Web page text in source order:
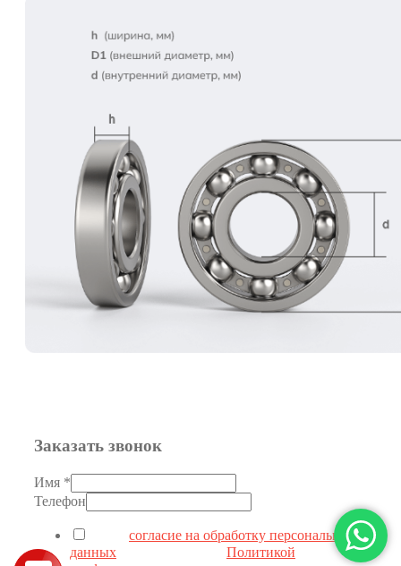
42.75
55.5
55.6
58.7
65.1
78
Заказать звонок
Имя *
Телефон
согласие на обработку персональных
данных
Политикой